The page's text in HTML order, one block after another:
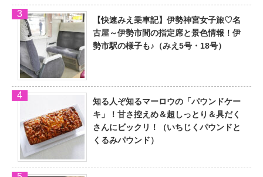
【快速みえ乗車記】伊勢神宮女子旅♡名
古屋～伊勢市間の指定席と景色情報！伊
勢市駅の様子も♪（みえ5号・18号）
知る人ぞ知るマーロウの「パウンドケー
キ」！甘さ控えめ＆超しっとり＆具だく
さんにビックリ！（いちじくパウンドと
くるみパウンド）